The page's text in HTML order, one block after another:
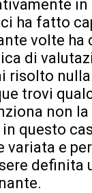
in
ha fatto
volte ha
di
risolto
trovi
non la
questo
variata e
definita